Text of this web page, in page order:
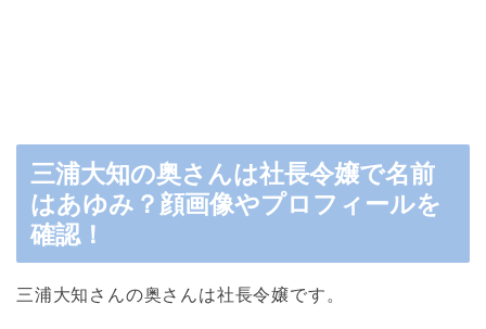
三浦大知の奥さんは社長令嬢で名前
はあゆみ？顔画像やプロフィールを
確認！
三浦大知さんの奥さんは社長令嬢です。